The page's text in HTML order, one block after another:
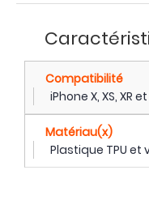
Compatibilité
iPhone X, XS, XR
Matériau(x)
Plastique TPU et